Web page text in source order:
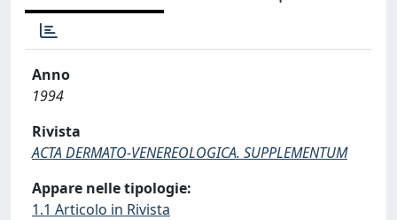
Anno
1994
Rivista
ACTA DERMATO-VENEREOLOGICA. SUPPLEMENTUM
Appare nelle tipologie:
1.1 Articolo in Rivista